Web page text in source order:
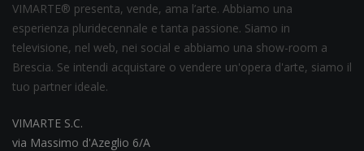
VIMARTE® presenta, vende, ama l’arte. Abbiamo una
esperienza pluridecennale e tanta passione. Siamo in
televisione, nel web, nei social e abbiamo una show-room a
Brescia. Se intendi acquistare o vendere un'opera d'arte, siamo il
tuo partner ideale.
VIMARTE S.C.
via Massimo d'Azeglio 6/A